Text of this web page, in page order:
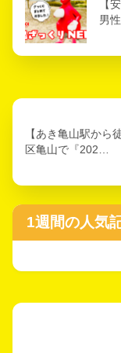
【
男
【あき亀山駅から
区亀山で『202…
1週間の人気